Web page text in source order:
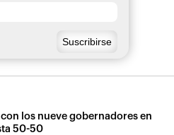
los nueve gobernadores en
50-50